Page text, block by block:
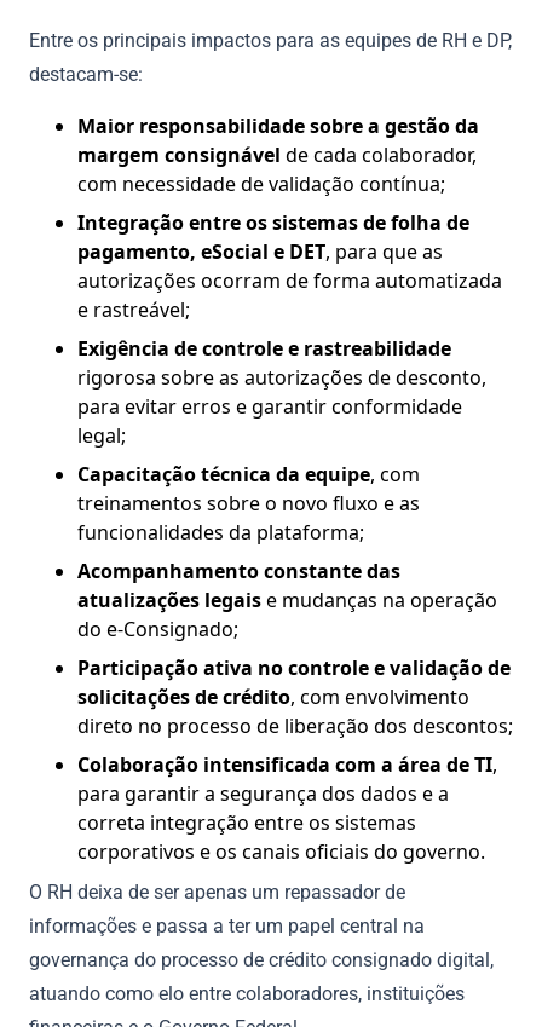
Entre os principais impactos para as equipes de RH e DP,
destacam-se:
Maior responsabilidade sobre a gestão da
margem consignável de cada colaborador,
com necessidade de validação contínua;
Integração entre os sistemas de folha de
pagamento, eSocial e DET, para que as
autorizações ocorram de forma automatizada
e rastreável;
Exigência de controle e rastreabilidade
rigorosa sobre as autorizações de desconto,
para evitar erros e garantir conformidade
legal;
Capacitação técnica da equipe, com
treinamentos sobre o novo fluxo e as
funcionalidades da plataforma;
Acompanhamento constante das
atualizações legaise mudanças na operação
do e-Consignado;
Participação ativa no controle e validação de
solicitações de crédito, com envolvimento
direto no processo de liberação dos descontos;
Colaboração intensificada com a área de TI,
para garantir a segurança dos dados e a
correta integração entre os sistemas
corporativos e os canais oficiais do governo.
O RH deixa de ser apenas um repassador de
informações e passa a ter um papel central na
governança do processo de crédito consignado digital,
atuando como elo entre colaboradores, instituições